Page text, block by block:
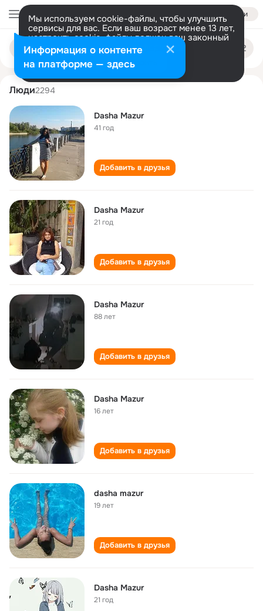
Войти
Мы используем cookie-файлы, чтобы улучшить
сервисы для вас. Если ваш возраст менее 13 лет,
настроить cookie-файлы должен ваш законный
представитель. Больше информации
Разрешить все Настроить
Поиск
людям
dasha mazur
Люди2294
Dasha Mazur
41 год
Добавить в друзья
Dasha Mazur
21 год
Добавить в друзья
Dasha Mazur
88 лет
Добавить в друзья
Dasha Mazur
16 лет
Добавить в друзья
dasha mazur
19 лет
Добавить в друзья
Dasha Mazur
21 год
Информация о контенте
на платформе — здесь